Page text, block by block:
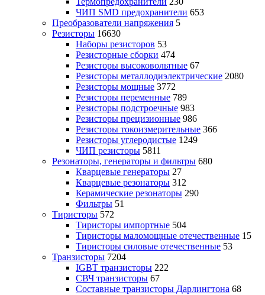
ЧИП SMD предохранители 653
Преобразователи напряжения 5
Резисторы 16630
Наборы резисторов 53
Резисторные сборки 474
Резисторы высоковольтные 67
Резисторы металлодиэлектрические 2080
Резисторы мощные 3772
Резисторы переменные 789
Резисторы подстроечные 983
Резисторы прецизионные 986
Резисторы токоизмерительные 366
Резисторы углеродистые 1249
ЧИП резисторы 5811
Резонаторы, генераторы и фильтры 680
Кварцевые генераторы 27
Кварцевые резонаторы 312
Керамические резонаторы 290
Фильтры 51
Тиристоры 572
Тиристоры импортные 504
Тиристоры маломощные отечественные 15
Тиристоры силовые отечественные 53
Транзисторы 7204
IGBT транзисторы 222
СВЧ транзисторы 67
Составные транзисторы Дарлингтона 68